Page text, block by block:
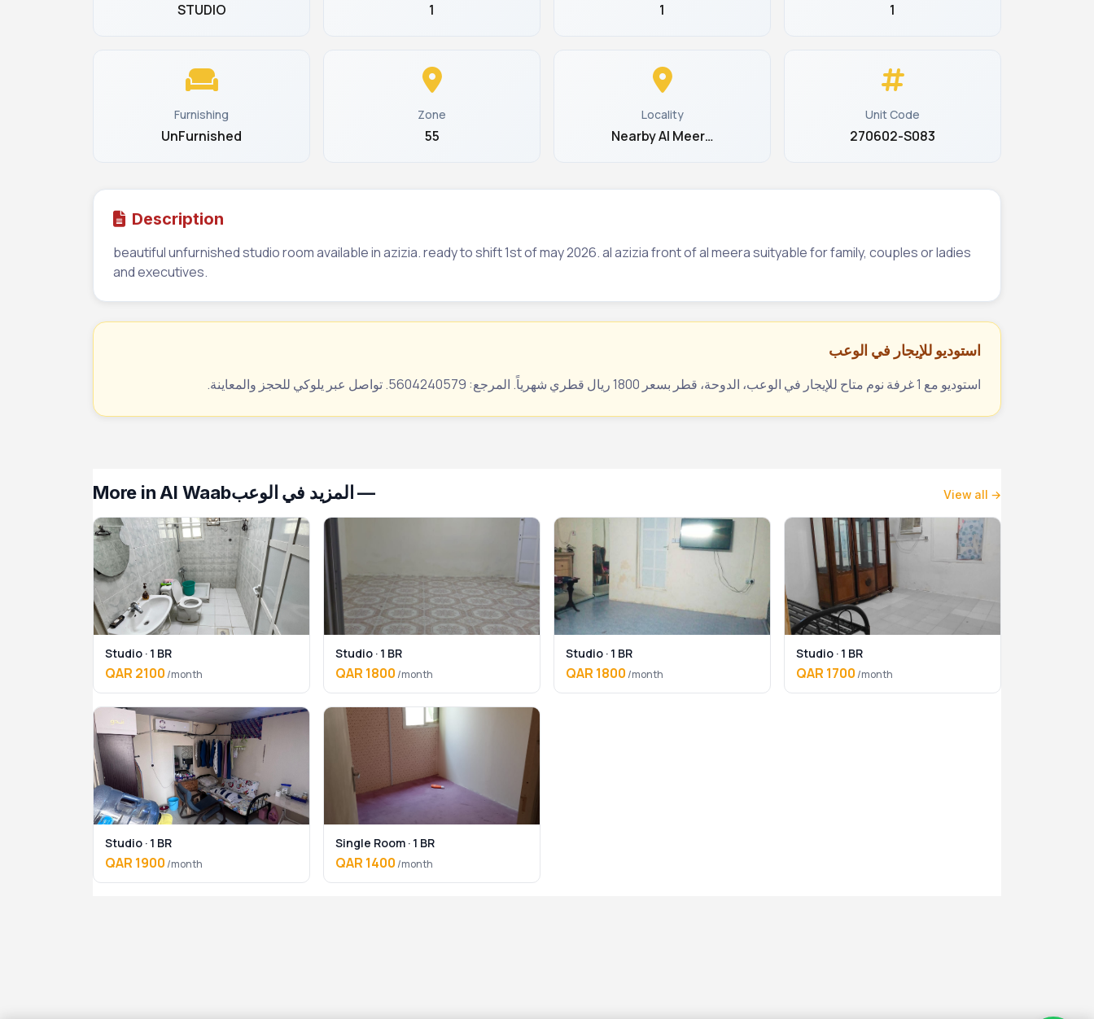
STUDIO 1 1 1
Furnishing
UnFurnished
Zone
55
Locality
Nearby Al Meer…
Unit Code
270602-S083
Description
beautiful unfurnished studio room available in azizia. ready to shift 1st of may 2026. al azizia front of al meera suityable for family, couples or ladies
and executives.
استوديو للإيجار في الوعب
استوديو مع 1 غرفة نوم متاح للإيجار في الوعب، الدوحة، قطر بسعر 1800 ريال قطري شهرياً. المرجع: 5604240579. تواصل عبر يلوكي للحجز والمعاينة.
More in Al Waab— المزيد في الوعب View all →
Studio · 1 BR
QAR 2100 /month
Studio · 1 BR
QAR 1800 /month
Studio · 1 BR
QAR 1800 /month
Studio · 1 BR
QAR 1700 /month
Studio · 1 BR
QAR 1900 /month
Single Room · 1 BR
QAR 1400 /month